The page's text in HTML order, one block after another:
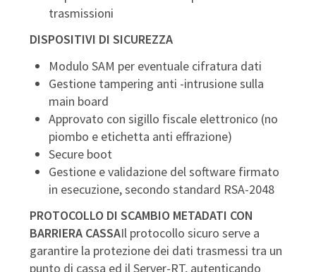
trasmissioni
DISPOSITIVI DI SICUREZZA
Modulo SAM per eventuale cifratura dati
Gestione tampering anti -intrusione sulla
main board
Approvato con sigillo fiscale elettronico (no
piombo e etichetta anti effrazione)
Secure boot
Gestione e validazione del software firmato
in esecuzione, secondo standard RSA-2048
PROTOCOLLO DI SCAMBIO METADATI CON
BARRIERA CASSAIl protocollo sicuro serve a
garantire la protezione dei dati trasmessi tra un
punto di cassa ed il Server-RT, autenticando